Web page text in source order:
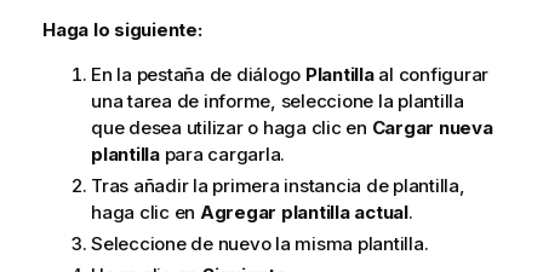
Haga lo siguiente:
En la pestaña de diálogo Plantillaal configurar
una tarea de informe, seleccione la plantilla
que desea utilizar o haga clic en Cargar nueva
plantillapara cargarla.
Tras añadir la primera instancia de plantilla,
haga clic en Agregar plantilla actual.
Seleccione de nuevo la misma plantilla.